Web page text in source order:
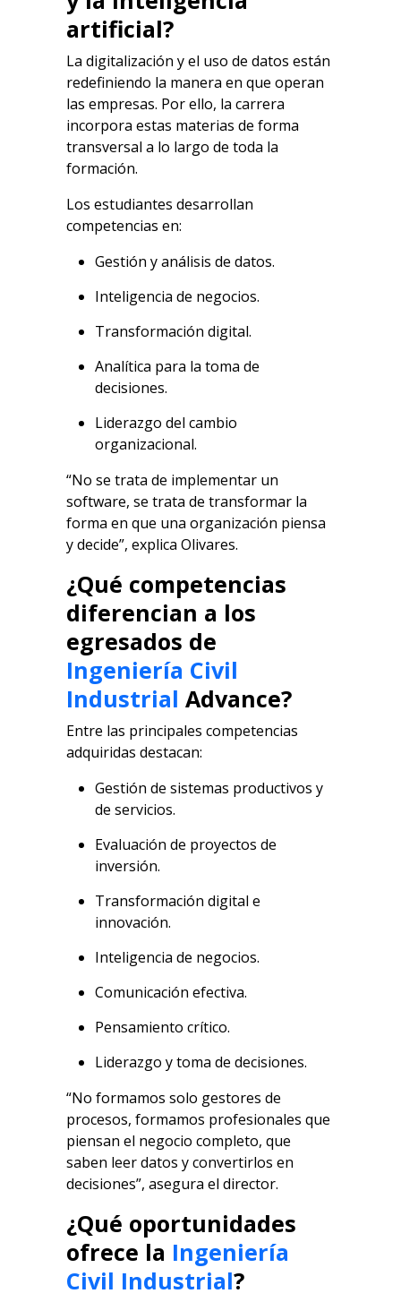
artificial?
La digitalización y el uso de datos están
redefiniendo la manera en que operan
las empresas. Por ello, la carrera
incorpora estas materias de forma
transversal a lo largo de toda la
formación.
Los estudiantes desarrollan
competencias en:
Gestión y análisis de datos.
Inteligencia de negocios.
Transformación digital.
Analítica para la toma de
decisiones.
Liderazgo del cambio
organizacional.
“No se trata de implementar un
software, se trata de transformar la
forma en que una organización piensa
y decide”, explica Olivares.
¿Qué competencias
diferencian a los
egresados de
Ingeniería Civil
Industrial Advance?
Entre las principales competencias
adquiridas destacan:
Gestión de sistemas productivos y
de servicios.
Evaluación de proyectos de
inversión.
Transformación digital e
innovación.
Inteligencia de negocios.
Comunicación efectiva.
Pensamiento crítico.
Liderazgo y toma de decisiones.
“No formamos solo gestores de
procesos, formamos profesionales que
piensan el negocio completo, que
saben leer datos y convertirlos en
decisiones”, asegura el director.
¿Qué oportunidades
ofrece la Ingeniería
Civil Industrial?